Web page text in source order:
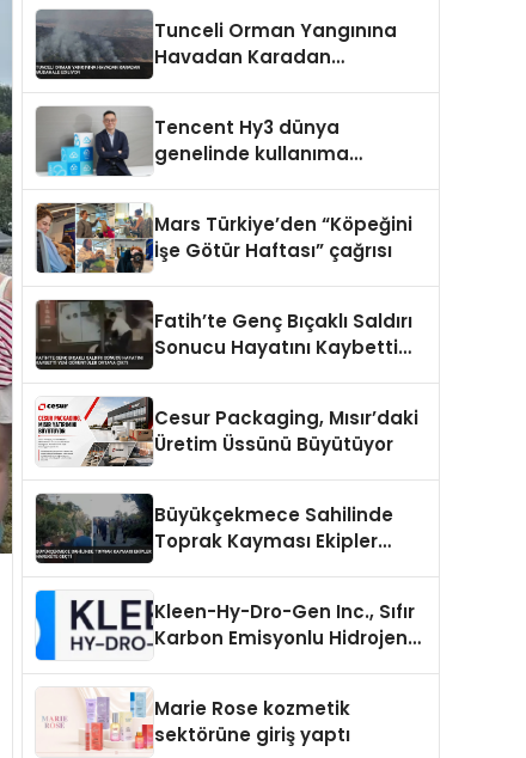
Tunceli Orman Yangınına
Havadan Karadan
Tencent Hy3 dünya
genelinde kullanıma
Mars Türkiye’den “Köpeğini
İşe Götür Haftası” çağrısı
Fatih’te Genç Bıçaklı Saldırı
Sonucu Hayatını Kaybetti
Cesur Packaging, Mısır’daki
Üretim Üssünü Büyütüyor
Büyükçekmece Sahilinde
Toprak Kayması Ekipler
Kleen-Hy-Dro-Gen Inc., Sıfır
Karbon Emisyonlu Hidrojen
Aldı
Marie Rose kozmetik
sektörüne giriş yaptı